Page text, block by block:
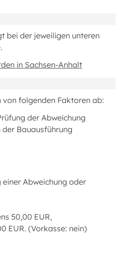
bei der jeweiligen unteren
in Sachsen-Anhalt
von folgenden Faktoren ab:
der Abweichung
Bauausführung
einer Abweichung oder
50,00 EUR,
EUR. (Vorkasse: nein)